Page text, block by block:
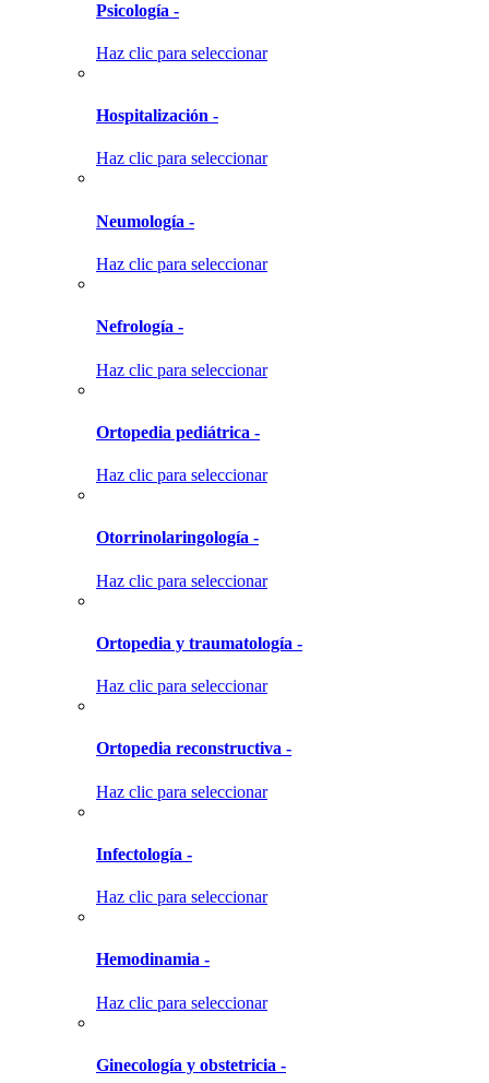
Psicología -
Haz clic para seleccionar
Hospitalización -
Haz clic para seleccionar
Neumología -
Haz clic para seleccionar
Nefrología -
Haz clic para seleccionar
Ortopedia pediátrica -
Haz clic para seleccionar
Otorrinolaringología -
Haz clic para seleccionar
Ortopedia y traumatología -
Haz clic para seleccionar
Ortopedia reconstructiva -
Haz clic para seleccionar
Infectología -
Haz clic para seleccionar
Hemodinamia -
Haz clic para seleccionar
Ginecología y obstetricia -